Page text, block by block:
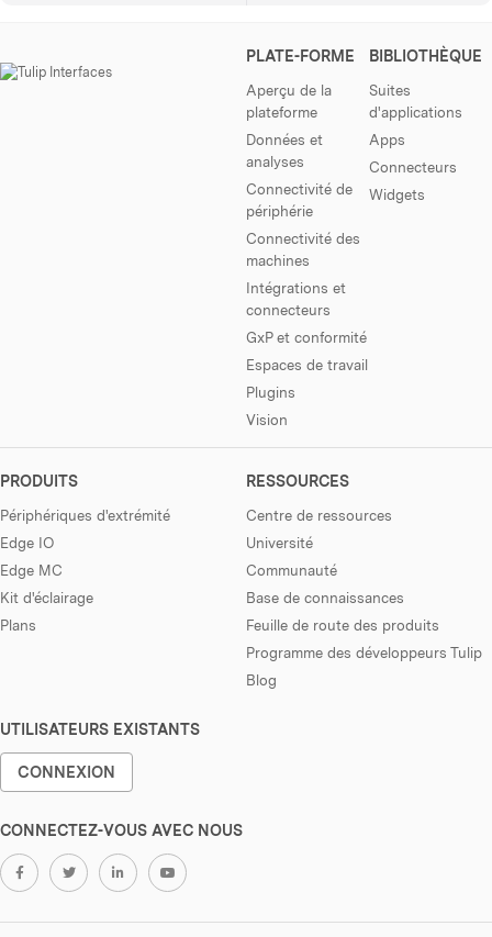
PLATE-FORME
Aperçu de la
plateforme
Données et
analyses
Connectivité de
périphérie
Connectivité des
machines
Intégrations et
connecteurs
GxP et conformité
Espaces de travail
Plugins
Vision
BIBLIOTHÈQUE
Suites
d'applications
Apps
Connecteurs
Widgets
PRODUITS
Périphériques d'extrémité
Edge IO
Edge MC
Kit d'éclairage
Plans
RESSOURCES
Centre de ressources
Université
Communauté
Base de connaissances
Feuille de route des produits
Programme des développeurs Tulip
Blog
UTILISATEURS EXISTANTS
CONNEXION
CONNECTEZ-VOUS AVEC NOUS